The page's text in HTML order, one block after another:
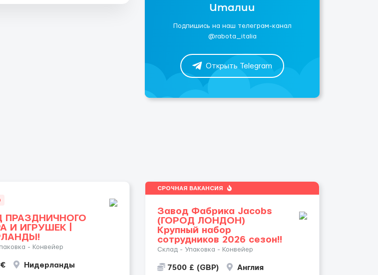
Италии
Подпишись на наш телеграм-канал
@rabota_italia
Открыть Telegram
ПРАЗДНИЧНОГО
И ИГРУШЕК |
- Конвейер
Нидерланды
СРОЧНАЯ ВАКАНСИЯ
Завод Фабрика Jacobs
(ГОРОД ЛОНДОН)
Крупный набор
сотрудников 2026 сезон!!
Склад - Упаковка - Конвейер
7500 £ (GBP) Англия